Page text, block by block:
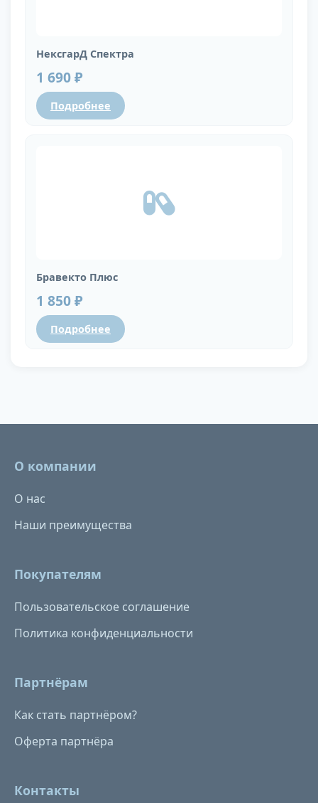
НексгарД Спектра
1 690 ₽
Подробнее
Бравекто Плюс
1 850 ₽
Подробнее
О компании
О нас
Наши преимущества
Покупателям
Пользовательское соглашение
Политика конфиденциальности
Партнёрам
Как стать партнёром?
Оферта партнёра
Контакты